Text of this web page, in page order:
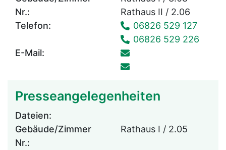
Nr.:
Rathaus II / 2.06
Telefon:
06826 529 127
06826 529 226
E-Mail:
Presseangelegenheiten
Dateien:
Gebäude/Zimmer
Nr.:
Rathaus I / 2.05